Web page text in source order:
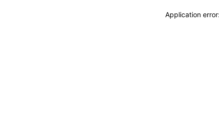
Application